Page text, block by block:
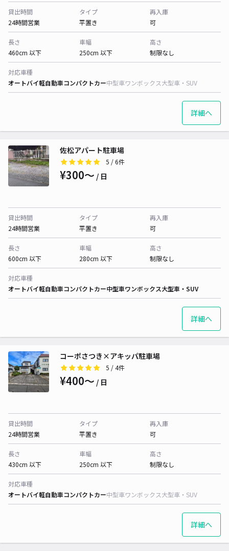
貸出時間
24時間営業
タイプ
平置き
再入庫
可
長さ
460cm 以下
車幅
250cm 以下
高さ
制限なし
対応車種
オートバイ軽自動車コンパクトカー中型車ワンボックス大型車・SUV
詳細へ
佐松アパート駐車場
5 / 6件
¥300〜 / 日
貸出時間
24時間営業
タイプ
平置き
再入庫
可
長さ
600cm 以下
車幅
280cm 以下
高さ
制限なし
対応車種
オートバイ軽自動車コンパクトカー中型車ワンボックス大型車・SUV
詳細へ
コーポさつき×アキッパ駐車場
5 / 4件
¥400〜 / 日
貸出時間
24時間営業
タイプ
平置き
再入庫
可
長さ
430cm 以下
車幅
250cm 以下
高さ
制限なし
対応車種
オートバイ軽自動車コンパクトカー中型車ワンボックス大型車・SUV
詳細へ